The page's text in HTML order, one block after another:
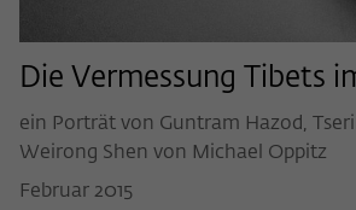
Die Vermessung Tibets
ein Porträt von Guntram Hazod,
Weirong Shen von Michael Oppitz
Februar 2015